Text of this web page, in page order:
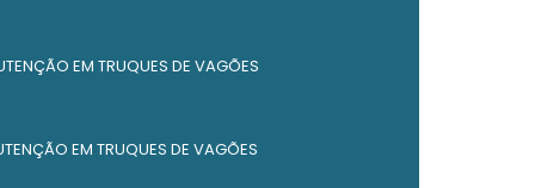
EM TRUQUES DE VAGÕES
EM TRUQUES DE VAGÕES
mg
Reforma de caçambas em minas gerais